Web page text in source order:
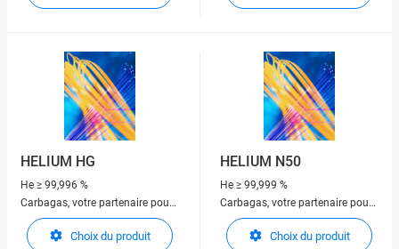
HELIUM HG
He ≥ 99,996 %
Carbagas, votre partenaire pour
les gaz techniques
Choix du produit
HELIUM N50
He ≥ 99,999 %
Carbagas, votre partenaire pour
les gaz techniques
Choix du produit